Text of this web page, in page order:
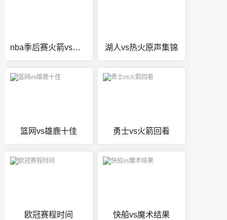
nba季后赛火箭vs勇士第5 湖人vs热火原声集锦
篮网vs雄鹿十佳 勇士vs火箭回看
欧冠赛程时间 快船vs魔术结果